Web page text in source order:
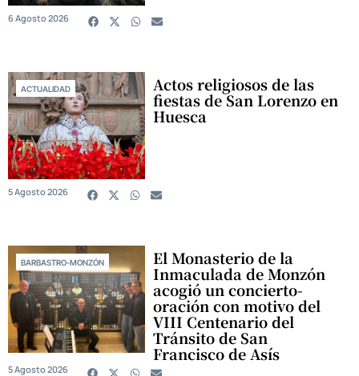
6 Agosto 2026
ACTUALIDAD Actos religiosos de las
fiestas de San Lorenzo en
Huesca
5 Agosto 2026
BARBASTRO-MONZÓN El Monasterio de la
Inmaculada de Monzón
acogió un concierto-
oración con motivo del
VIII Centenario del
Tránsito de San
Francisco de Asís
5 Agosto 2026